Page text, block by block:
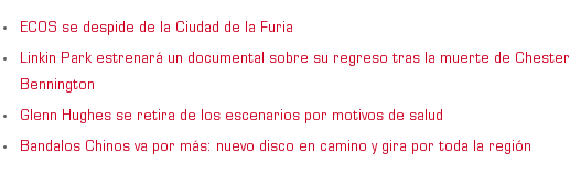
ECOS se despide de la Ciudad de la Furia
Linkin Park estrenará un documental sobre su regreso tras la muerte de Chester
Bennington
Glenn Hughes se retira de los escenarios por motivos de salud
Bandalos Chinos va por más: nuevo disco en camino y gira por toda la región